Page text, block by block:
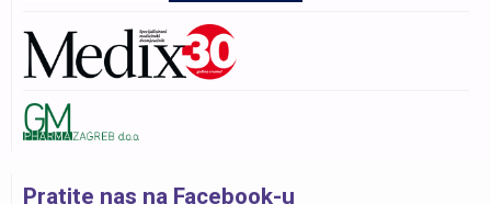
Pratite nas na Facebook-u